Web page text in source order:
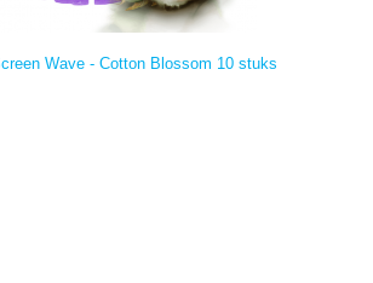
Wave - Cotton Blossom 10 stuks